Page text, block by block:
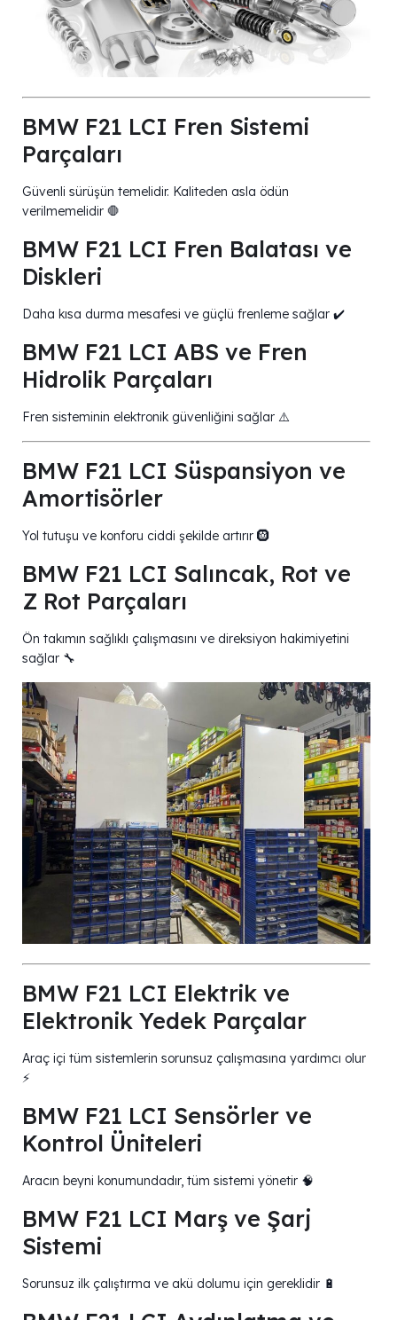
BMW F21 LCI Fren Sistemi
Parçaları
Güvenli sürüşün temelidir. Kaliteden asla ödün
verilmemelidir 🛑
BMW F21 LCI Fren Balatası ve
Diskleri
Daha kısa durma mesafesi ve güçlü frenleme sağlar ✔️
BMW F21 LCI ABS ve Fren
Hidrolik Parçaları
Fren sisteminin elektronik güvenliğini sağlar ⚠️
BMW F21 LCI Süspansiyon ve
Amortisörler
Yol tutuşu ve konforu ciddi şekilde artırır 🛞
BMW F21 LCI Salıncak, Rot ve
Z Rot Parçaları
Ön takımın sağlıklı çalışmasını ve direksiyon hakimiyetini
sağlar 🔧
BMW F21 LCI Elektrik ve
Elektronik Yedek Parçalar
Araç içi tüm sistemlerin sorunsuz çalışmasına yardımcı olur
⚡
BMW F21 LCI Sensörler ve
Kontrol Üniteleri
Aracın beyni konumundadır, tüm sistemi yönetir 🧠
BMW F21 LCI Marş ve Şarj
Sistemi
Sorunsuz ilk çalıştırma ve akü dolumu için gereklidir 🔋